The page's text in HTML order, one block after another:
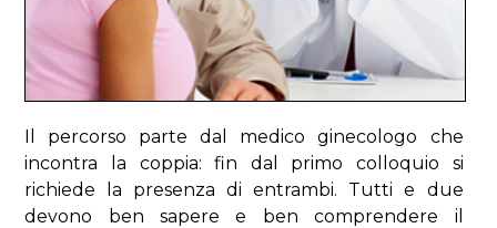
Il percorso parte dal medico ginecologo che
incontra la coppia: fin dal primo colloquio si
richiede la presenza di entrambi. Tutti e due
devono ben sapere e ben comprendere il